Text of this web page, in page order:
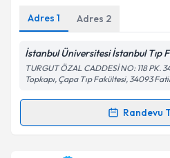
Kişisel verilerimin
Metni'ni okudum ve
Adres 1 Adres 2
İstanbul Üniversitesi İstanbul Tıp
TURGUT ÖZAL CADDESİ NO: 118 PK.
Topkapı, Çapa Tıp Fakültesi, 34093
Randevu
Randevu Takvimi